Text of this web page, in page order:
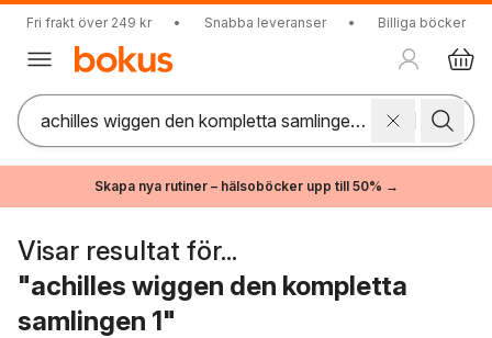
Fri frakt över 249 kr • Snabba leveranser • Billiga böcker
Skapa nya rutiner – hälsoböcker upp till 50% →
Visar resultat för...
"achilles wiggen den kompletta
samlingen 1"